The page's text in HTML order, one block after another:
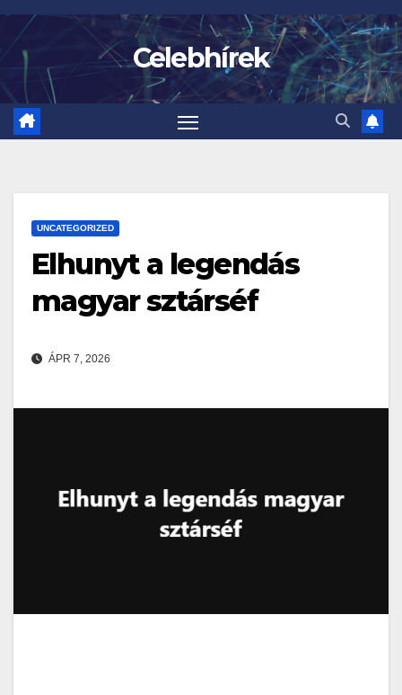
Skip
content
Celebhírek
UNCATEGORIZED
Elhunyt a legendás
magyar sztárséf
ÁPR 7, 2026